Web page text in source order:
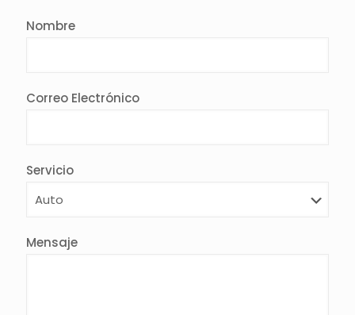
Nombre
Correo Electrónico
Servicio
Mensaje